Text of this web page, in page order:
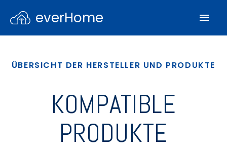
everHome
ÜBERSICHT DER HERSTELLER UND PRODUKTE
KOMPATIBLE
PRODUKTE